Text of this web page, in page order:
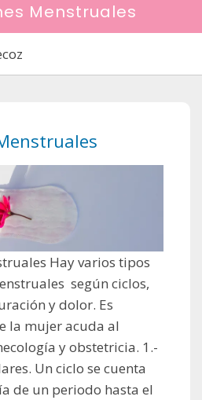
Menstruales
Hay varios tipos
según ciclos,
y dolor. Es
la mujer acuda al
y obstetricia. 1.-
Un ciclo se cuenta
de un periodo hasta el